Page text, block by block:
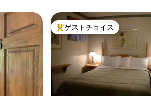
大好評のゲストチョイスです。
ゲストチョイス